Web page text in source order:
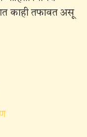
काही तफावत असू